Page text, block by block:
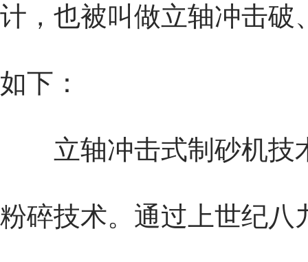
计，也被叫做立轴冲击破
如下：
立轴冲击式制砂机技
粉碎技术。通过上世纪八